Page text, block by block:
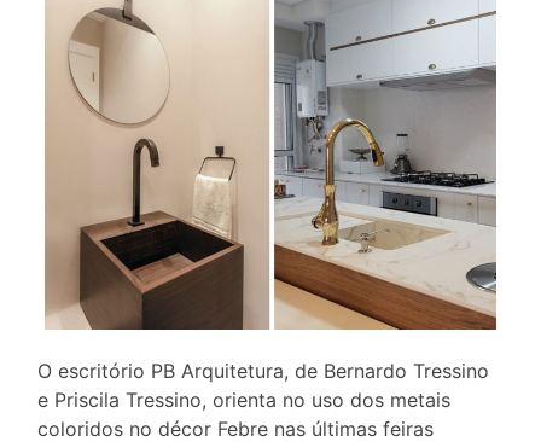
O escritório PB Arquitetura, de Bernardo Tressino
e Priscila Tressino, orienta no uso dos metais
coloridos no décor Febre nas últimas feiras